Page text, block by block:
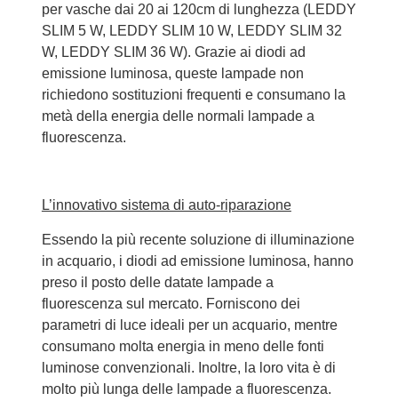
per vasche dai 20 ai 120cm di lunghezza (LEDDY
SLIM 5 W, LEDDY SLIM 10 W, LEDDY SLIM 32
W, LEDDY SLIM 36 W). Grazie ai diodi ad
emissione luminosa, queste lampade non
richiedono sostituzioni frequenti e consumano la
metà della energia delle normali lampade a
fluorescenza.
L’innovativo sistema di auto-riparazione
Essendo la più recente soluzione di illuminazione
in acquario, i diodi ad emissione luminosa, hanno
preso il posto delle datate lampade a
fluorescenza sul mercato. Forniscono dei
parametri di luce ideali per un acquario, mentre
consumano molta energia in meno delle fonti
luminose convenzionali. Inoltre, la loro vita è di
molto più lunga delle lampade a fluorescenza.